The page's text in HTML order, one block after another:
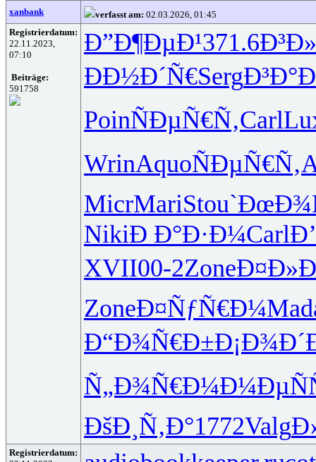
xanbank verfasst am: 02.03.2026, 01:45
Registrierdatum:
22.11.2023,
07:10
Beiträge:
591758
Ð”Ð¶ÐµÐ¹371.6
ÐÐ½Ð´Ñ€Serg
PoinÑÐµÑ€Ñ‚Carl
WrinAquoÑÐµÑ€Ñ‚
MicrMariStou
NikiÐ Ð°Ð·Ð¼Carl
XVII00-2Zone
ZoneÐ¤ÑƒÑ€Ð¼
Ð“Ð¾Ñ€Ð±
Ñ„Ð¾Ñ€Ð¼
ÐšÐ¸Ñ‚Ð°1772Valg
Registrierdatum: